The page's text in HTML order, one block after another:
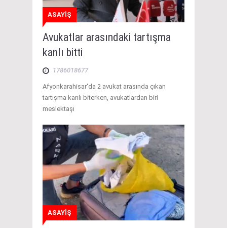
ASAYİŞ
Avukatlar arasındaki tartışma
kanlı bitti
1786018677
Afyonkarahisar'da 2 avukat arasında çıkan
tartışma kanlı biterken, avukatlardan biri
meslektaşı
ASAYİŞ